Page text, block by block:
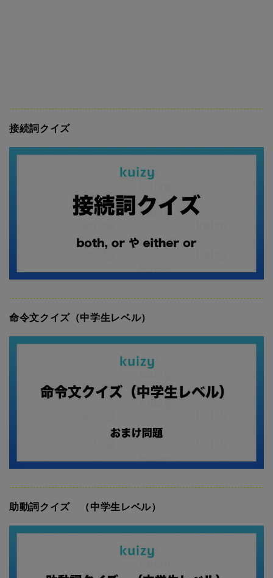
接続詞クイズ
命令文クイズ（中学生レベル）
助動詞クイズ （中学生レベル）